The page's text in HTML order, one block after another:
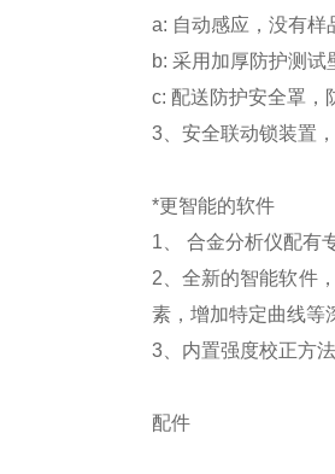
a: 自动感应，没有样
b: 采用加厚防护测试
c: 配送防护安全罩，
3、安全联动锁装置
*更智能的软件
1、 合金分析仪配有
2、全新的智能软件
素，增加特定曲线等
3、内置强度校正方
配件